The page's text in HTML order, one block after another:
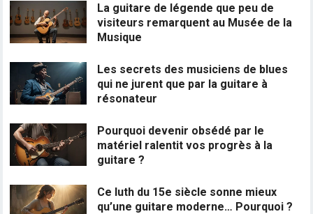
La guitare de légende que peu de
visiteurs remarquent au Musée de la
Musique
Les secrets des musiciens de blues
qui ne jurent que par la guitare à
résonateur
Pourquoi devenir obsédé par le
matériel ralentit vos progrès à la
guitare ?
Ce luth du 15e siècle sonne mieux
qu’une guitare moderne… Pourquoi ?